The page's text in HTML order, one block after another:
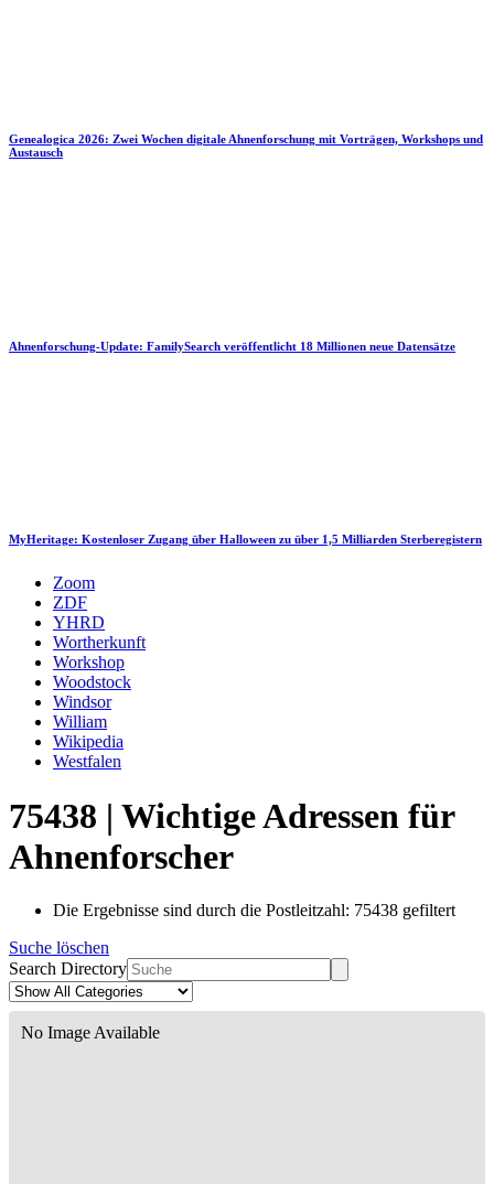
Genealogica 2026: Zwei Wochen digitale Ahnenforschung mit Vorträgen, Workshops und
Austausch
Ahnenforschung-Update: FamilySearch veröffentlicht 18 Millionen neue Datensätze
MyHeritage: Kostenloser Zugang über Halloween zu über 1,5 Milliarden Sterberegistern
Zoom
ZDF
YHRD
Wortherkunft
Workshop
Woodstock
Windsor
William
Wikipedia
Westfalen
75438 | Wichtige Adressen für
Ahnenforscher
Die Ergebnisse sind durch die Postleitzahl: 75438 gefiltert
Suche löschen
Search Directory
No Image Available